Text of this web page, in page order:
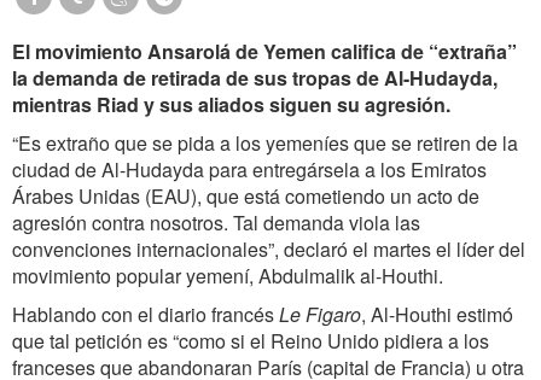
El movimiento Ansarolá de Yemen califica de “extraña”
la demanda de retirada de sus tropas de Al-Hudayda,
mientras Riad y sus aliados siguen su agresión.
“Es extraño que se pida a los yemeníes que se retiren de la
ciudad de Al-Hudayda para entregársela a los Emiratos
Árabes Unidas (EAU), que está cometiendo un acto de
agresión contra nosotros. Tal demanda viola las
convenciones internacionales”, declaró el martes el líder del
movimiento popular yemení, Abdulmalik al-Houthi.
Hablando con el diario francésLe Figaro, Al-Houthi estimó
que tal petición es “como si el Reino Unido pidiera a los
franceses que abandonaran París (capital de Francia) u otra